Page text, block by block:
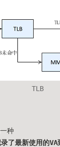
TLB
种
了最新使用的VA